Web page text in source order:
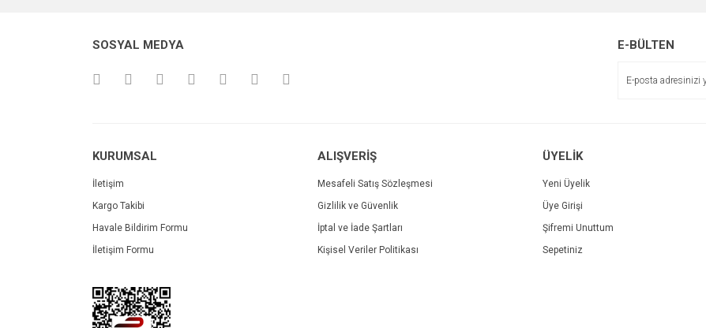
Bu ürüne benzer farklı alternatifler olmalı.
Gönder
3'lü Set Alkolmetre 0-40-70-100 Ahşap Kutulu
1.200,00 TL
350,00 TL
Alkolmetre 0-100 Kısa Form
280,00 TL
SOSYAL MEDYA E-BÜLTEN
KURUMSAL
İletişim
Kargo Takibi
Havale Bildirim Formu
İletişim Formu
ALIŞVERİŞ
Mesafeli Satış Sözleşmesi
Gizlilik ve Güvenlik
İptal ve İade Şartları
Kişisel Veriler Politikası
ÜYELİK
Yeni Üyelik
Üye Girişi
Şifremi Unuttum
Sepetiniz